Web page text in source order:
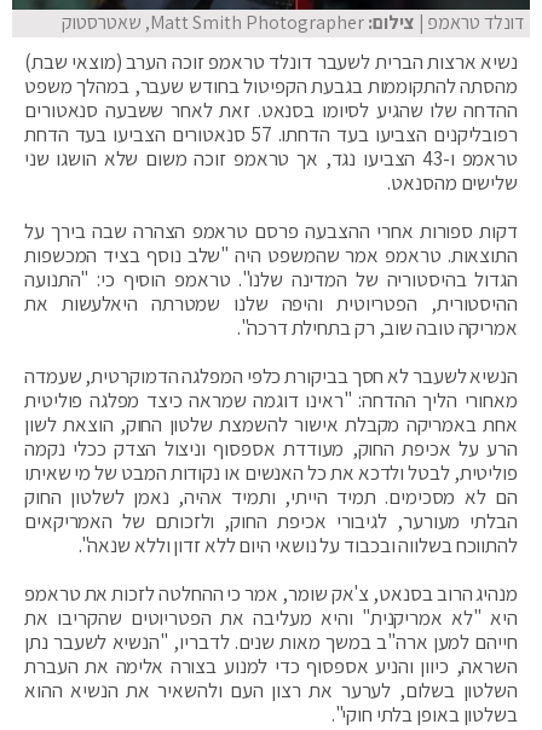
דונלד טראמפ | צילום:Matt Smith Photographer, שאטרסטוק
נשיא ארצות הברית לשעבר דונלד טראמפ זוכה הערב (מוצאי שבת)
מהסתה להתקוממות בגבעת הקפיטול בחודש שעבר, במהלך משפט
ההדחה שלו שהגיע לסיומו בסנאט. זאת לאחר ששבעה סנאטורים
רפובליקנים הצביעו בעד הדחתו. 57 סנאטורים הצביעו בעד הדחת
טראמפ ו-43 הצביעו נגד, אך טראמפ זוכה משום שלא הושגו שני
שלישים מהסנאט.
דקות ספורות אחרי ההצבעה פרסם טראמפ הצהרה שבה בירך על
התוצאות. טראמפ אמר שהמשפט היה "שלב נוסף בציד המכשפות
הגדול בהיסטוריה של המדינה שלנו". טראמפ הוסיף כי: "התנועה
ההיסטורית, הפטריוטית והיפה שלנו שמטרתה היאלעשות את
אמריקה טובה שוב, רק בתחילת דרכה".
הנשיא לשעבר לא חסך בביקורת כלפי המפלגה הדמוקרטית, שעמדה
מאחורי הליך ההדחה: "ראינו דוגמה שמראה כיצד מפלגה פוליטית
אחת באמריקה מקבלת אישור להשמצת שלטון החוק, הוצאת לשון
הרע על אכיפת החוק, מעודדת אספסוף וניצול הצדק ככלי נקמה
פוליטית, לבטל ולדכא את כל האנשים או נקודות המבט של מי שאיתו
הם לא מסכימים. תמיד הייתי, ותמיד אהיה, נאמן לשלטון החוק
הבלתי מעורער, לגיבורי אכיפת החוק, ולזכותם של האמריקאים
להתווכח בשלווה ובכבוד על נושאי היום ללא זדון וללא שנאה".
מנהיג הרוב בסנאט, צ'אק שומר, אמר כי ההחלטה לזכות את טראמפ
היא "לא אמריקנית" והיא מעליבה את הפטריוטים שהקריבו את
חייהם למען ארה"ב במשך מאות שנים. לדבריו, "הנשיא לשעבר נתן
השראה, כיוון והניע אספסוף כדי למנוע בצורה אלימה את העברת
השלטון בשלום, לערער את רצון העם ולהשאיר את הנשיא ההוא
בשלטון באופן בלתי חוקי".